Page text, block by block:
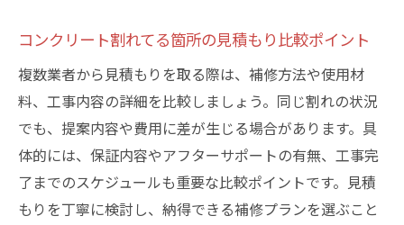
コンクリート割れてる箇所の見積もり比較ポイント
複数業者から見積もりを取る際は、補修方法や使用材
料、工事内容の詳細を比較しましょう。同じ割れの状況
でも、提案内容や費用に差が生じる場合があります。具
体的には、保証内容やアフターサポートの有無、工事完
了までのスケジュールも重要な比較ポイントです。見積
もりを丁寧に検討し、納得できる補修プランを選ぶこと